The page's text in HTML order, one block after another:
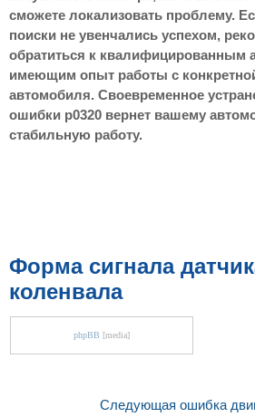
сможете локализовать проблему.
поиски не увенчались успехом,
обратиться к квалифицированным
имеющим опыт работы с
автомобиля. Своевременное
ошибки p0320 вернет вашему
стабильную работу.
Форма сигнала
коленвала
phpBB [media]
Следующая ошибка